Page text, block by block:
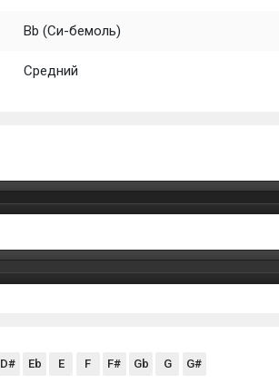
Bb (Си-бемоль)
Средний
D# Eb E F F# Gb G G#